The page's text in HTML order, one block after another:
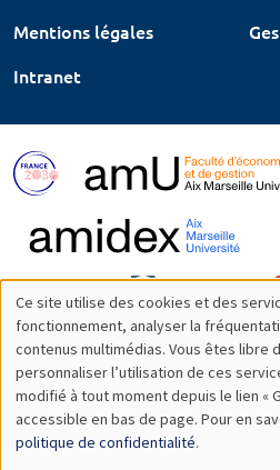
Mentions légales
Intranet
Utilisation
des
données
personnelles
Ce site utilise des cookies et des
fonctionnement, analyser la
contenus multimédias. Vous êtes libre
personnaliser l’utilisation de ces
modifié à tout moment depuis le lien «
accessible en bas de page. Pour en
politique de confidentialité.